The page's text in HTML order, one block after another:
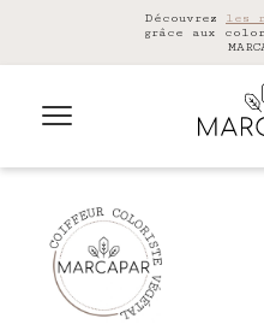
Découvrez les
grâce aux